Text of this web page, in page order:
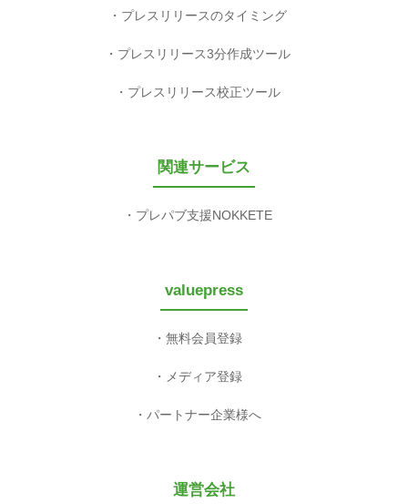
プレスリリースのタイミング
プレスリリース3分作成ツール
プレスリリース校正ツール
関連サービス
プレパブ支援NOKKETE
valuepress
無料会員登録
メディア登録
パートナー企業様へ
運営会社